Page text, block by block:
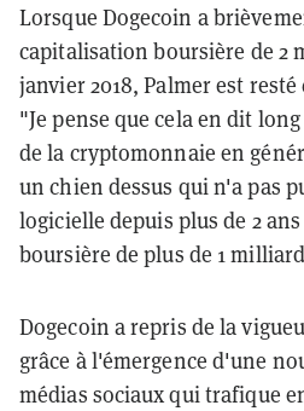
Lorsque Dogecoin a
capitalisation boursière de 2
janvier 2018, Palmer est
"Je pense que cela en dit
de la cryptomonnaie en
un chien dessus qui n'a pas
logicielle depuis plus de 2
boursière de plus de 1
Dogecoin a repris de la
grâce à l'émergence d'une
médias sociaux qui trafique